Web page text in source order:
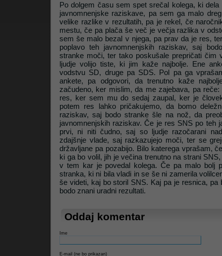
Litrop.net
Po dolgem času sem spet srečal kolega, ki
javnomnenjske raziskave, pa sem ga malo
velike razlike v rezultatih, pa je rekel, če
mestu, če pa plača še več je večja razlika v
sem še malo bezal v njega, pa prav da je res,
poplavo teh javnomnenjskih raziskav, saj
stranke moči, ter tako poskušale prepričati čim
ljudje volijo tiste, ki jim kaže najbolje. Ene
vodstvu SD, druge pa SDS. Pol pa ga
ankete, pa odgovori, da trenutno kaže
začudeno, ker mislim, da me zajebava, pa reče:
res, ker sem mu do sedaj zaupal, ker je
potem res lahko pričakujemo, da bomo
raziskav, saj bodo stranke šle na nož, da
javnomnenjskih raziskav. Če je res SNS po teh
prvi, ni niti čudno, saj so ljudje razočarani
zdajšnje vlade, saj razkazujejo moči, ter se
državljane pa pozabijo. Bilo katerega vprašam,
ki ga bo volil, jih je večina trenutno na strani
v tem kar je povedal kolega. Če pa malo bolj
stranka, ki ni bila vladi in se še ni zamerila
še videti, kaj bo storil SNS. Kaj pa je resnica, pa
bodo znani uradni rezultati.
Oddaj komentar
Ime
E-mail (ne bo prikazan)